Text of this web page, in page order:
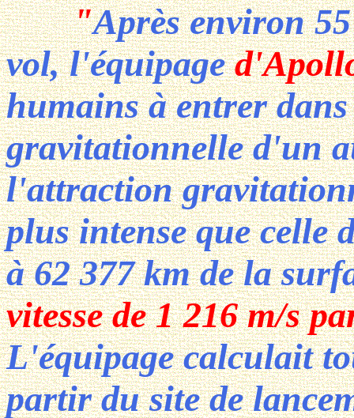
"Après environ
vol, l'équipage
humains à entrer
gravitationnelle d'un
l'attraction
plus intense que celle
à 62 377 km de la
vitesse de 1 216 m/s
L'équipage calculait
partir du site de